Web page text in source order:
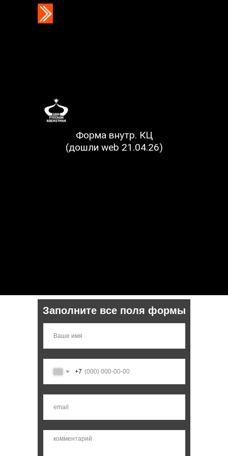
Форма внутр. КЦ
(дошли web 21.04.26)
+7
Заполните все поля формы